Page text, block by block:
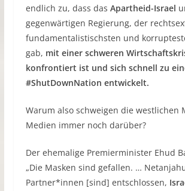
endlich zu, dass das Apartheid-Israel
gegenwärtigen Regierung, der
fundamentalistischsten und
gab, mit einer schweren
konfrontiert ist und sich schnell zu
#ShutDownNation entwickelt.
Warum also schweigen die westlichen
Medien immer noch darüber?
Der ehemalige Premierminister Ehud
„Die Masken sind gefallen. …
Partner*innen [sind] entschlossen,